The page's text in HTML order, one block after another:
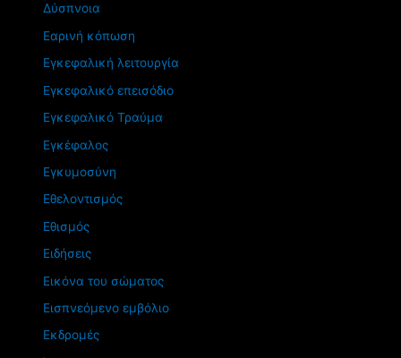
Δύσπνοια
Εαρινή κόπωση
Εγκεφαλική λειτουργία
Εγκεφαλικό επεισόδιο
Εγκεφαλικό Τραύμα
Εγκέφαλος
Εγκυμοσύνη
Εθελοντισμός
Εθισμός
Ειδήσεις
Εικόνα του σώματος
Εισπνεόμενο εμβόλιο
Εκδρομές